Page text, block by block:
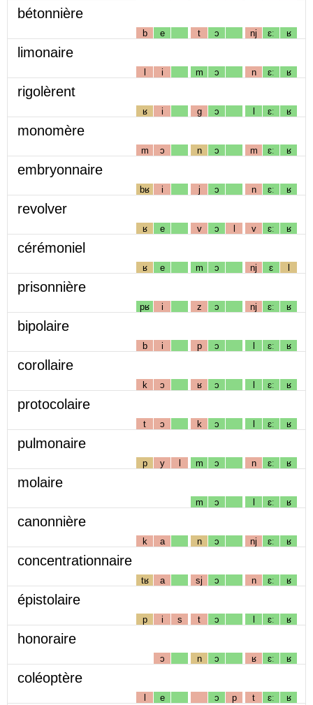
bétonnière
b e t ɔ nj ɛː ʁ
limonaire
l i m ɔ n ɛː ʁ
rigolèrent
ʁ i g ɔ l ɛː ʁ
monomère
m ɔ n ɔ m ɛː ʁ
embryonnaire
bʁ i j ɔ n ɛː ʁ
revolver
ʁ e v ɔ l v ɛː ʁ
cérémoniel
ʁ e m ɔ nj ɛ l
prisonnière
pʁ i z ɔ nj ɛː ʁ
bipolaire
b i p ɔ l ɛː ʁ
corollaire
k ɔ ʁ ɔ l ɛː ʁ
protocolaire
t ɔ k ɔ l ɛː ʁ
pulmonaire
p y l m ɔ n ɛː ʁ
molaire
m ɔ l ɛː ʁ
canonnière
k a n ɔ nj ɛː ʁ
concentrationnaire
tʁ a sj ɔ n ɛː ʁ
épistolaire
p i s t ɔ l ɛː ʁ
honoraire
ɔ n ɔ ʁ ɛː ʁ
coléoptère
l e ɔ p t ɛː ʁ